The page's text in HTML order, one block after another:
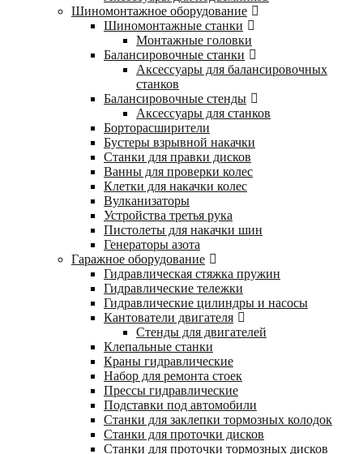
Шиномонтажное оборудование
Шиномонтажные станки
Монтажные головки
Балансировочные станки
Аксессуары для балансировочных
станков
Балансировочные стенды
Аксессуары для станков
Борторасширители
Бустеры взрывной накачки
Станки для правки дисков
Ванны для проверки колес
Клетки для накачки колес
Вулканизаторы
Устройства третья рука
Пистолеты для накачки шин
Генераторы азота
Гаражное оборудование
Гидравлическая стяжка пружин
Гидравлические тележки
Гидравлические цилиндры и насосы
Кантователи двигателя
Стенды для двигателей
Клепальные станки
Краны гидравлические
Набор для ремонта стоек
Прессы гидравлические
Подставки под автомобили
Станки для заклепки тормозных колодок
Станки для проточки дисков
Станки для проточки тормозных дисков